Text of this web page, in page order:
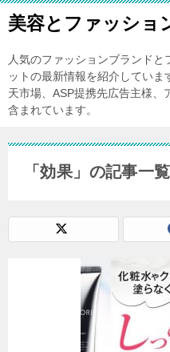
美容とファッショ
人気のファッションブランド
ットの最新情報を紹介してい
天市場、ASP提携先広告主様
含まれています。
「効果」の記事一覧